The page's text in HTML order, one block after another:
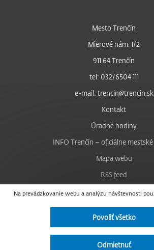
Na prevádzkovanie webu a analýzu návštevnosti
Povoliť všetko
Odmietnuť
Mesto Trenčín
Mierové nám. 1/2
911 64 Trenčín
tel: 032/6504 111
e-mail: trencin@trencin.sk
Kontakt
Úradné hodiny
INFO Trenčín – oficiálne
Mapa webu
RSS feed
Nastavenie cookies
Facebook
Instagram